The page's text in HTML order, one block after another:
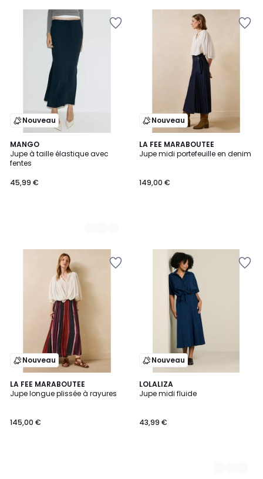
Nouveau
MANGO
Jupe à taille élastique avec
fentes
45,99 €
2
Couleurs
Nouveau
LA FEE MARABOUTEE
Jupe midi portefeuille en denim
149,00 €
Nouveau
LA FEE MARABOUTEE
Jupe longue plissée à rayures
145,00 €
Nouveau
LOLALIZA
Jupe midi fluide
43,99 €
2
Couleurs